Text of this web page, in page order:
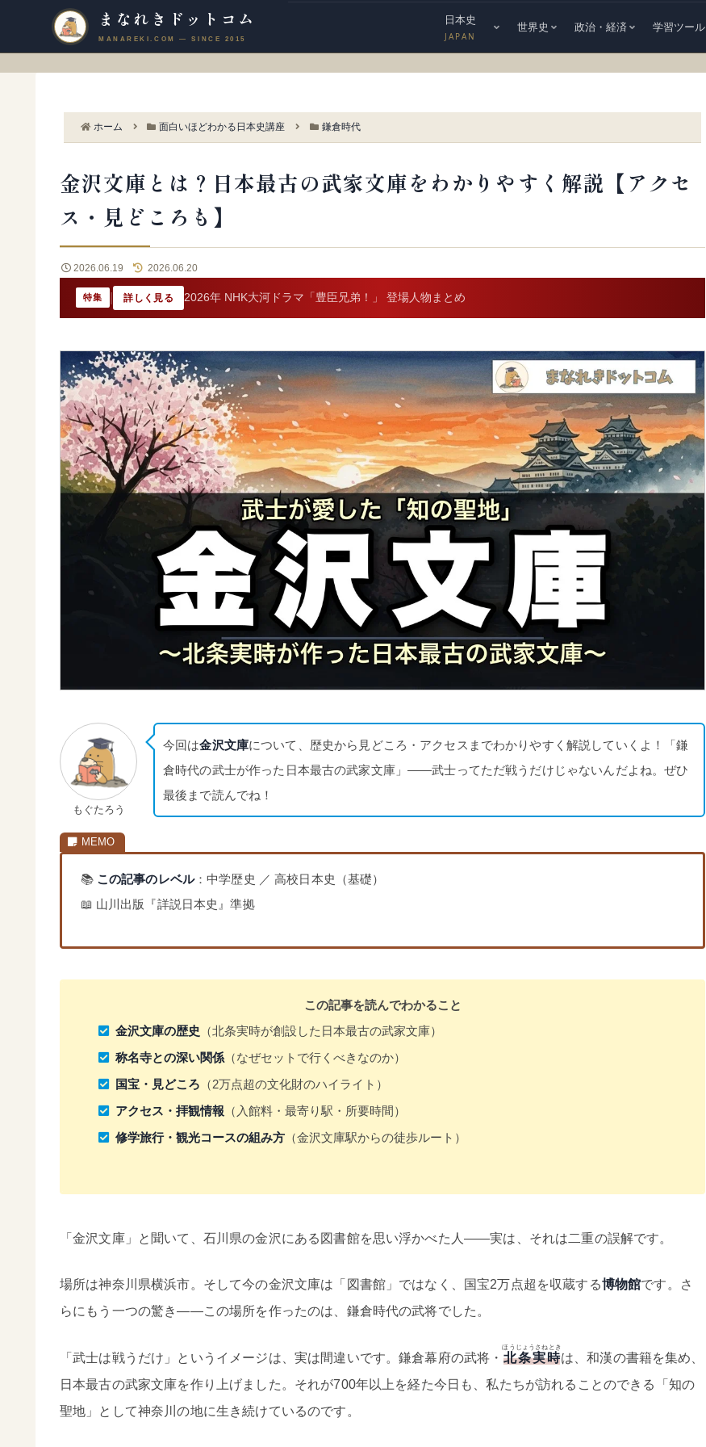
まなれきドットコム 日本史
JAPAN
世界史 政治・経済 学習ツール
ホーム 面白いほどわかる日本史講座 鎌倉時代
金沢文庫とは？日本最古の武家文庫をわかりやすく解説【アクセ
ス・見どころも】
2026.06.19 2026.06.20
特集 詳しく見る 2026年 NHK大河ドラマ「豊臣兄弟！」 登場人物まとめ
もぐたろう
今回は金沢文庫について、歴史から見どころ・アクセスまでわかりやすく解説していくよ！「鎌
倉時代の武士が作った日本最古の武家文庫」——武士ってただ戦うだけじゃないんだよね。ぜひ
最後まで読んでね！
📚 この記事のレベル：中学歴史 ／ 高校日本史（基礎）
📖 山川出版『詳説日本史』準拠
この記事を読んでわかること
金沢文庫の歴史 （北条実時が創設した日本最古の武家文庫）
称名寺との深い関係（なぜセットで行くべきなのか）
国宝・見どころ （2万点超の文化財のハイライト）
アクセス・拝観情報 （入館料・最寄り駅・所要時間）
修学旅行・観光コースの組み方（金沢文庫駅からの徒歩ルート）
「金沢文庫」と聞いて、石川県の金沢にある図書館を思い浮かべた人——実は、それは二重の誤解です。
場所は神奈川県横浜市。そして今の金沢文庫は「図書館」ではなく、国宝2万点超を収蔵する博物館です。さ
らにもう一つの驚き——この場所を作ったのは、鎌倉時代の武将でした。
「武士は戦うだけ」というイメージは、実は間違いです。鎌倉幕府の武将・ 北条実時
ほうじょうさねとき
は、和漢の書籍を集め、
日本最古の武家文庫を作り上げました。それが700年以上を経た今日も、私たちが訪れることのできる「知の
聖地」として神奈川の地に生き続けているのです。